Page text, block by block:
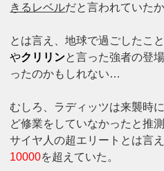
きるレベルだと言われていたか
とは言え、地球で過ごしたこ
やクリリンと言った強者の登
ったのかもしれない…
むしろ、ラディッツは来襲時
ど修業をしていなかったと推
サイヤ人の超エリートとは言
10000を超えていた。